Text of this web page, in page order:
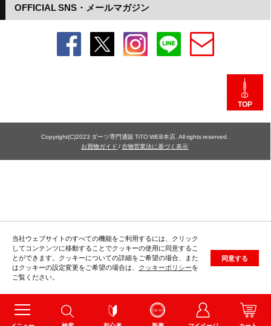
当社ウェブサイトのすべての機能をご利用するには、クリック
してコンテンツに移動することでクッキーの使用に同意するこ
とができます。クッキーについての詳細をご希望の場合、また
はクッキーの設定変更をご希望の場合は、 クッキーポリシーを
ご覧ください。
同意する
OFFICIAL SNS・メールマガジン
TOP
Copyright(C)2023 ダーツ専門通販 TiTO WEB本店. All rights reserved.
お買物ガイド /古物営業法に基づく表示